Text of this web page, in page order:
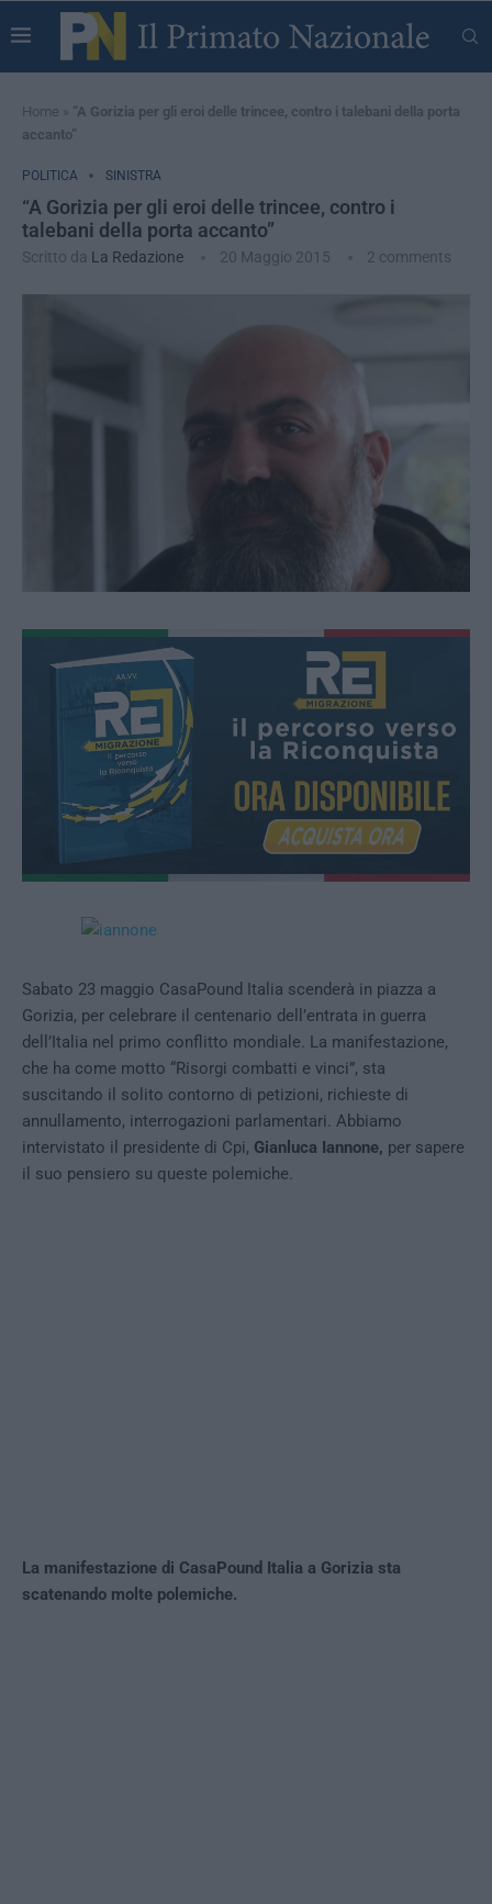
Home » “A Gorizia per gli eroi delle trincee, contro i talebani della porta
accanto”
POLITICA SINISTRA
“A Gorizia per gli eroi delle trincee, contro i
talebani della porta accanto”
Scritto da La Redazione 20 Maggio 2015 2 comments
Sabato 23 maggio CasaPound Italia scenderà in piazza a
Gorizia, per celebrare il centenario dell’entrata in guerra
dell’Italia nel primo conflitto mondiale. La manifestazione,
che ha come motto “Risorgi combatti e vinci”, sta
suscitando il solito contorno di petizioni, richieste di
annullamento, interrogazioni parlamentari. Abbiamo
intervistato il presidente di Cpi, Gianluca Iannone, per sapere
il suo pensiero su queste polemiche.
La manifestazione di CasaPound Italia a Gorizia sta
scatenando molte polemiche.